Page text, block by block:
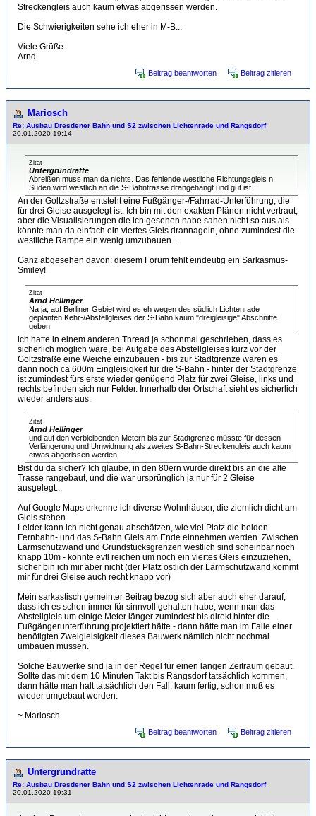
Streckengleis auch kaum etwas abgerissen werden.
Die Schwierigkeiten sehe ich eher in M-B...
Viele Grüße
Arnd
Beitrag beantworten Beitrag zitieren
Mariosch
Re: Ausbau Dresdener Bahn und S2 zwischen Lichtenrade und Rangsdorf
20.01.2020 19:14
Zitat
Untergrundratte
Abreißen muss man da nichts. Das fehlende westliche Richtungsgleis n.
Süden wird westlich an die S-Bahntrasse drangehängt und gut ist.
An der Goltzstraße entsteht eine Fußgänger-/Fahrrad-Unterführung, die
für drei Gleise ausgelegt ist. Ich bin mit den exakten Plänen nicht vertraut,
aber die Visualisierungen die ich gesehen habe sahen nicht so aus als
könnte man da einfach ein viertes Gleis drannageln, ohne zumindest die
westliche Rampe ein wenig umzubauen...
Ganz abgesehen davon: diesem Forum fehlt eindeutig ein Sarkasmus-
Smiley!
Zitat
Arnd Hellinger
Na ja, auf Berliner Gebiet wird es eh wegen des südlich Lichtenrade
geplanten Kehr-/Abstellgleises der S-Bahn kaum "dreigleisige" Abschnitte
geben
ich hatte in einem anderen Thread ja schonmal geschrieben, dass es
sicherlich möglich wäre, bei Aufgabe des Abstellgleises kurz vor der
Goltzstraße eine Weiche einzubauen - bis zur Stadtgrenze wären es
dann noch ca 600m Eingleisigkeit für die S-Bahn - hinter der Stadtgrenze
ist zumindest fürs erste wieder genügend Platz für zwei Gleise, links und
rechts befinden sich nur Felder. Innerhalb der Ortschaft sieht es sicherlich
wieder anders aus.
Zitat
Arnd Hellinger
und auf den verbleibenden Metern bis zur Stadtgrenze müsste für dessen
Verlängerung und Umwidmung als zweites S-Bahn-Streckengleis auch kaum
etwas abgerissen werden.
Bist du da sicher? Ich glaube, in den 80ern wurde direkt bis an die alte
Trasse rangebaut, und die war ursprünglich ja nur für 2 Gleise
ausgelegt...
Auf Google Maps erkenne ich diverse Wohnhäuser, die ziemlich dicht am
Gleis stehen.
Leider kann ich nicht genau abschätzen, wie viel Platz die beiden
Fernbahn- und das S-Bahn Gleis am Ende einnehmen werden. Zwischen
Lärmschutzwand und Grundstücksgrenzen westlich sind scheinbar noch
knapp 10m - könnte evtl reichen um noch ein viertes Gleis einzuziehen,
sicher bin ich mir aber nicht (der Platz östlich der Lärmschutzwand kommt
mir für drei Gleise auch recht knapp vor)
Mein sarkastisch gemeinter Beitrag bezog sich aber auch eher darauf,
dass ich es schon immer für sinnvoll gehalten habe, wenn man das
Abstellgleis um einige Meter länger zumindest bis direkt hinter die
Fußgängerunterführung projektiert hätte - dann hätte man im Falle einer
benötigten Zweigleisigkeit dieses Bauwerk nämlich nicht nochmal
umbauen müssen.
Solche Bauwerke sind ja in der Regel für einen langen Zeitraum gebaut.
Sollte das mit dem 10 Minuten Takt bis Rangsdorf tatsächlich kommen,
dann hätte man halt tatsächlich den Fall: kaum fertig, schon muß es
wieder umgebaut werden.
~ Mariosch
Beitrag beantworten Beitrag zitieren
Untergrundratte
Re: Ausbau Dresdener Bahn und S2 zwischen Lichtenrade und Rangsdorf
20.01.2020 19:31